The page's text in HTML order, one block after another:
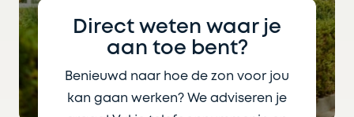
Direct weten waar je
aan toe bent?
Benieuwd naar hoe de zon voor jou
kan gaan werken? We adviseren je